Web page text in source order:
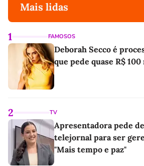
Mais lidas
1 FAMOSOS
Deborah Secco é
que pede quase R$
2 TV
Apresentadora pede
telejornal para ser
"Mais tempo e paz"